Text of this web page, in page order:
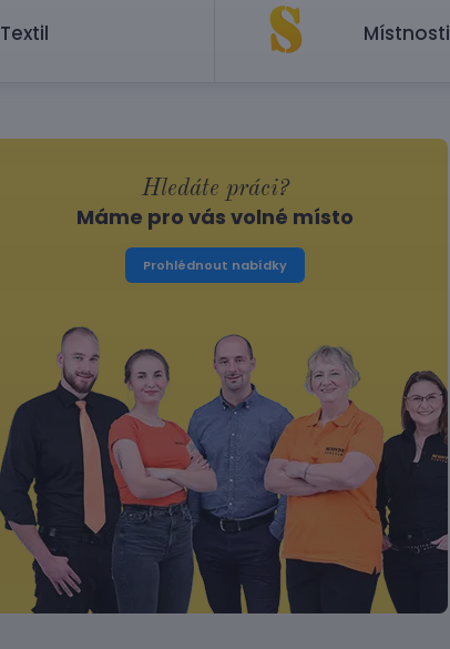
Textil Místnosti
Hledáte práci?
Máme pro vás volné místo
Prohlédnout nabídky